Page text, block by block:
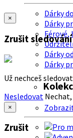
Dárky
Dárky
Férové,
Dárky
Dárky
×
Zrušit sledování
Už nechceš
Nesledovat
×
Zrušit